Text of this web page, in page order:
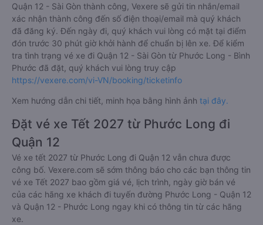
Quận 12 - Sài Gòn thành công, Vexere sẽ gửi tin nhắn/email
xác nhận thành công đến số điện thoại/email mà quý khách
đã đăng ký. Đến ngày đi, quý khách vui lòng có mặt tại điểm
đón trước 30 phút giờ khởi hành để chuẩn bị lên xe. Để kiểm
tra tình trạng vé xe đi Quận 12 - Sài Gòn từ Phước Long - Bình
Phước đã đặt, quý khách vui lòng truy cập
https://vexere.com/vi-VN/booking/ticketinfo
Xem hướng dẫn chi tiết, minh họa bằng hình ảnh tại đây.
Đặt vé xe Tết 2027 từ Phước Long đi
Quận 12
Vé xe tết 2027 từ Phước Long đi Quận 12 vẫn chưa được
công bố. Vexere.com sẽ sớm thông báo cho các bạn thông tin
vé xe Tết 2027 bao gồm giá vé, lịch trình, ngày giờ bán vé
của các hãng xe khách đi tuyến đường Phước Long - Quận 12
và Quận 12 - Phước Long ngay khi có thông tin từ các hãng
xe.